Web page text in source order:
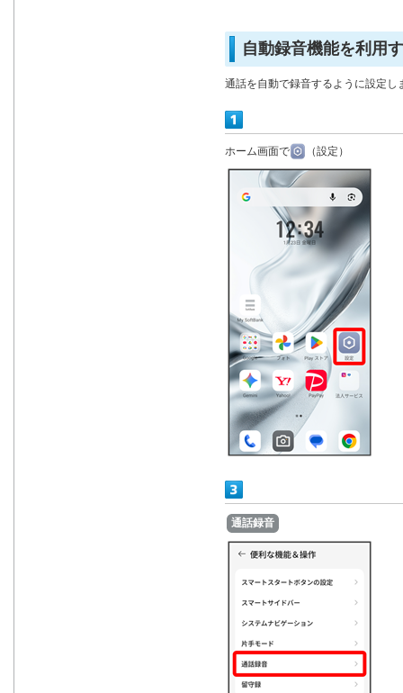
自動録音機能を利用
通話を自動で録音するように設定し
ホーム画面で （設定）
通話録音